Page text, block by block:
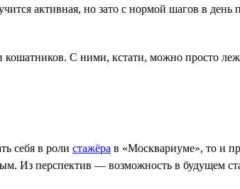
активная, но зато с нормой шагов в день
С ними, кстати, можно просто
себя в роли стажёра в «Москвариуме», то и
Из перспектив — возможность в будущем